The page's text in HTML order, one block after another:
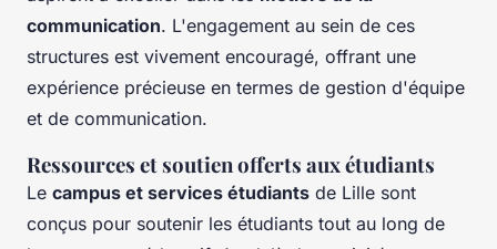
communication. L'engagement au sein de ces
structures est vivement encouragé, offrant une
expérience précieuse en termes de gestion d'équipe
et de communication.
Ressources et soutien offerts aux étudiants
Le campus et services étudiants de Lille sont
conçus pour soutenir les étudiants tout au long de